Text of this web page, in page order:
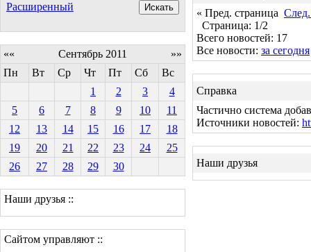
Расширенный
«« Сентябрь 2011
»»
Пн
Вт Ср Чт Пт Сб
Вс
1
2 3
4
5
6 7 8 9 10
11
12
13 14 15 16 17
18
19
20 21 22 23 24
25
26
27 28 29 30
Наши друзья ::
Сайтом управляют ::
« Пред. страница
Страница: 1/2
Всего новостей: 17
Все новости: за сегодня
Справка
Частично система
Источники новостей:
Наши друзья